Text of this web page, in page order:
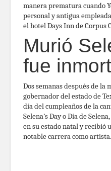
manera prematura cuando
personal y antigua
el hotel Days Inn de Corpus
Murió
fue
Dos semanas después de la
gobernador del estado de
día del cumpleaños de la
Selena’s Day o Día de
en su estado natal y recibió
notable carrera como artista.